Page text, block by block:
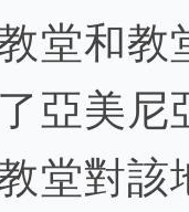
堂和
亞美
堂對